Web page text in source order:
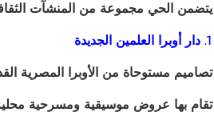
يتضمن الحي مجموعة من المنشآت
1. دار أوبرا العلمين الجديدة
تصاميم مستوحاة من الأوبرا المصرية
تقام بها عروض موسيقية ومسرحية